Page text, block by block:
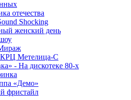
отечества
Shocking
женский день
КРЦ Метелица-С
- На дискотеке 80-х
«Демо»
фристайл